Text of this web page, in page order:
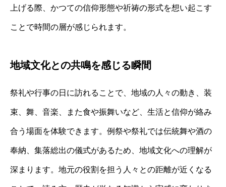
上げる際、かつての信仰形態や祈祷の形式を想い起こす
ことで時間の層が感じられます。
地域文化との共鳴を感じる瞬間
祭礼や行事の日に訪れることで、地域の人々の動き、装
束、舞、音楽、また食や振舞いなど、生活と信仰が絡み
合う場面を体験できます。例祭や祭礼では伝統舞や酒の
奉納、集落総出の儀式があるため、地域文化への理解が
深まります。地元の役割を担う人々との距離が近くなる